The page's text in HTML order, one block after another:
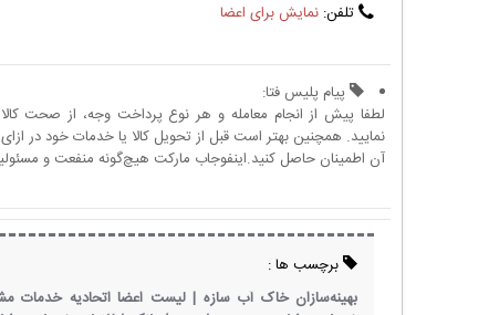
تلفن: نمایش برای اعضا
پیام پلیس فتا:
لطفا پیش از انجام معامله و هر نوع پرداخت وجه، از صحت
نمایید. همچنین بهتر است قبل از تحویل کالا یا خدمات خود در
آن اطمینان حاصل کنید.اینفوجاب مارکت هیچ‌گونه منفعت و
برچسب ها :
بهینه‌سازان خاک آب سازه | لیست اعضا اتحادیه خدمات